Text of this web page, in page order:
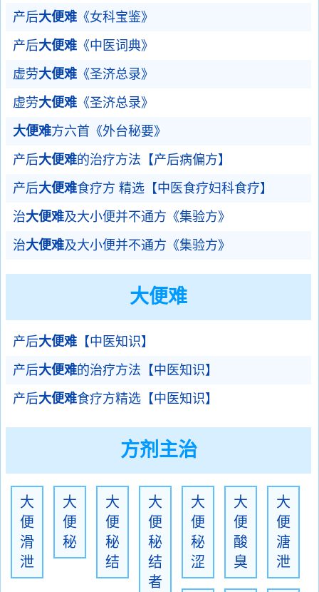
产后大便难 《女科宝鉴》
产后大便难 《中医词典》
虚劳大便难 《圣济总录》
虚劳大便难 《圣济总录》
大便难方六首《外台秘要》
产后大便难的治疗方法【产后病偏方】
产后大便难食疗方 精选【中医食疗妇科食疗】
治大便难及大小便并不通方《集验方》
治大便难及大小便并不通方《集验方》
大便难
产后大便难 【中医知识】
产后大便难的治疗方法【中医知识】
产后大便难食疗方精选【中医知识】
方剂主治
大
便
滑
泄
大
便
秘
大
便
秘
结
大
便
秘
结
者
大
便
秘
涩
大
便
酸
臭
大
便
溏
泄